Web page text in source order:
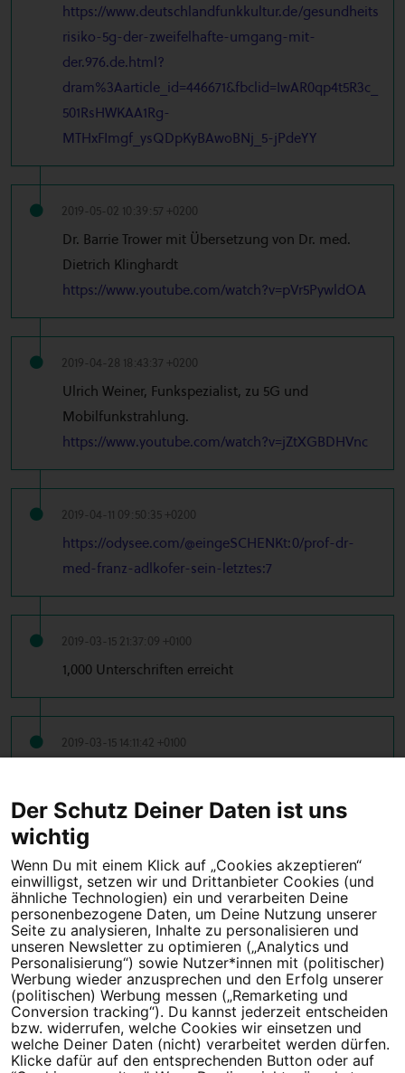
https://www.deutschlandfunkkultur.de/gesundheits
risiko-5g-der-zweifelhafte-umgang-mit-
der.976.de.html?
dram%3Aarticle_id=446671&fbclid=IwAR0qp4t5R3c_
501RsHWKAA1Rg-
MTHxFImgf_ysQDpKyBAwoBNj_5-jPdeYY
2019-05-02 10:39:57 +0200
Dr. Barrie Trower mit Übersetzung von Dr. med.
Dietrich Klinghardt
https://www.youtube.com/watch?v=pVr5PywldOA
2019-04-28 18:43:37 +0200
Ulrich Weiner, Funkspezialist, zu 5G und
Mobilfunkstrahlung.
https://www.youtube.com/watch?v=jZtXGBDHVnc
2019-04-11 09:50:35 +0200
https://odysee.com/@eingeSCHENKt:0/prof-dr-
med-franz-adlkofer-sein-letztes:7
2019-03-15 21:37:09 +0100
1,000 Unterschriften erreicht
2019-03-15 14:11:42 +0100
← Vorherige
Tipps für deine Petition
Darum WeAct
Partnerprogramm
Erfolgreiche Petitionen
FAQs
Nutzungsbedingungen
Datenschutz
Impressum
Der Schutz Deiner Daten ist uns
wichtig
Wenn Du mit einem Klick auf „Cookies akzeptieren“
einwilligst, setzen wir und Drittanbieter Cookies (und
ähnliche Technologien) ein und verarbeiten Deine
personenbezogene Daten, um Deine Nutzung unserer
Seite zu analysieren, Inhalte zu personalisieren und
unseren Newsletter zu optimieren („Analytics und
Personalisierung“) sowie Nutzer*innen mit (politischer)
Werbung wieder anzusprechen und den Erfolg unserer
(politischen) Werbung messen („Remarketing und
Conversion tracking“). Du kannst jederzeit entscheiden
bzw. widerrufen, welche Cookies wir einsetzen und
welche Deiner Daten (nicht) verarbeitet werden dürfen.
Klicke dafür auf den entsprechenden Button oder auf